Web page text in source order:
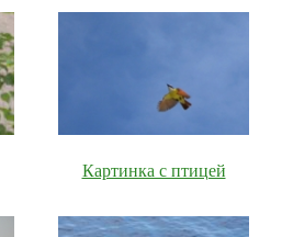
Картинка с птицей